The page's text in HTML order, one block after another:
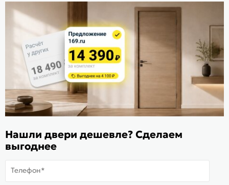
В корзину-4 635₽ Купить в 1 клик
Расскажите о нас
Поделиться
Оцените магазин
ИКС 1340
© 2010—2026 Склад Дверей 169.RU
Пользовательское соглашение
Политика обработки персональных данных
Карта сайта
Нашли двери дешевле? Сделаем
выгоднее
Телефон*